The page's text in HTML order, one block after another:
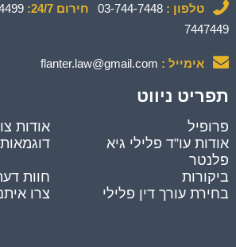
טלפון : 03-744-7448 חירום 24/7:
7447449
אימייל : flanter.law@gmail.com
תפריט ניווט
פרופיל
אודות
אודות עו”ד פלילי גיא
פלנטר
ביקורות
חוות
בחירת עורך דין פלילי
צרו